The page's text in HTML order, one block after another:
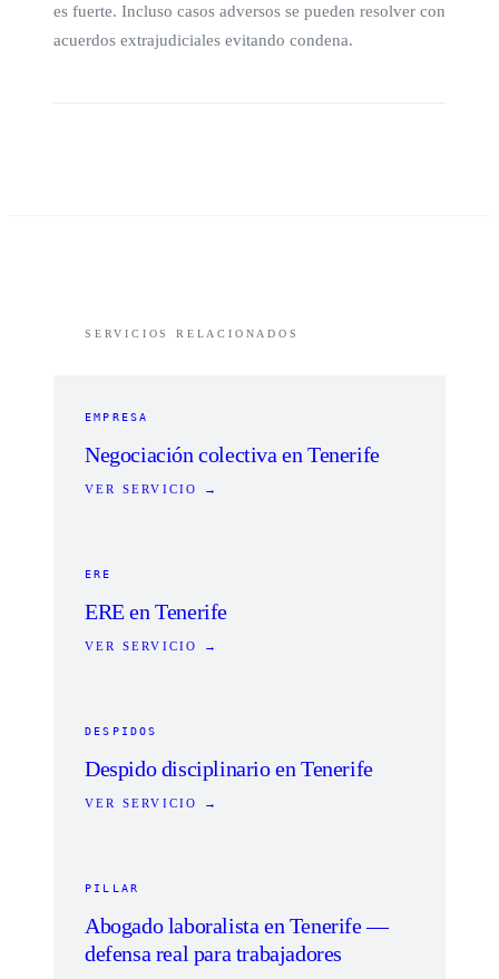
es fuerte. Incluso casos adversos se pueden resolver con
acuerdos extrajudiciales evitando condena.
SERVICIOS RELACIONADOS
EMPRESA
Negociación colectiva en Tenerife
VER SERVICIO →
ERE
ERE en Tenerife
VER SERVICIO →
DESPIDOS
Despido disciplinario en Tenerife
VER SERVICIO →
PILLAR
Abogado laboralista en Tenerife —
defensa real para trabajadores